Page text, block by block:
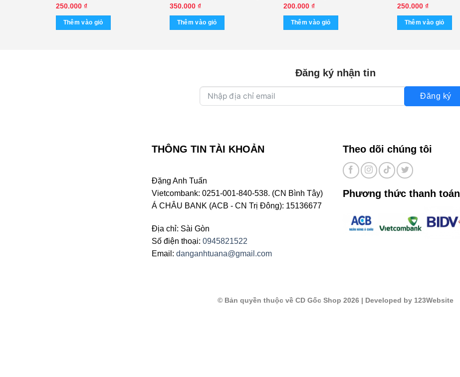
Yêu (KGTUS) – cái
250.000 ₫
Thêm vào giỏ
Yêu Người Điên – Hùng Cường
– Bạch Tuyết (KGTUS) – cái
350.000 ₫
Thêm vào giỏ
Miền – Vân Sơn – Hoài Linh
(KGFR) – cái
200.000 ₫
Thêm vào giỏ
Rượu Tình – cái
250.000 ₫
Thêm vào giỏ
Đăng ký nhận tin
Đăng ký
THÔNG TIN TÀI KHOẢN
Đặng Anh Tuấn
Vietcombank: 0251-001-840-538. (CN Bình Tây)
Á CHÂU BANK (ACB - CN Trị Đông): 15136677
Địa chỉ: Sài Gòn
Số điện thoại: 0945821522
Email: danganhtuana@gmail.com
Theo dõi chúng tôi
Phương thức thanh toán
© Bản quyền thuộc về CD Gốc Shop 2026| Developed by 123Website